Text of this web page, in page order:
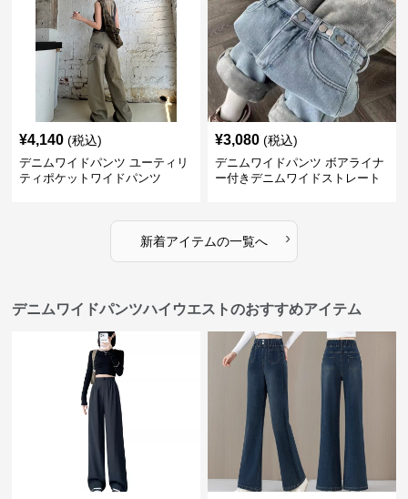
¥4,140 (税込)
デニムワイドパンツ ユーティリ
ティポケットワイドパンツ
¥3,080 (税込)
デニムワイドパンツ ボアライナ
ー付きデニムワイドストレート
新着アイテムの一覧へ ›
デニムワイドパンツハイウエストのおすすめアイテム